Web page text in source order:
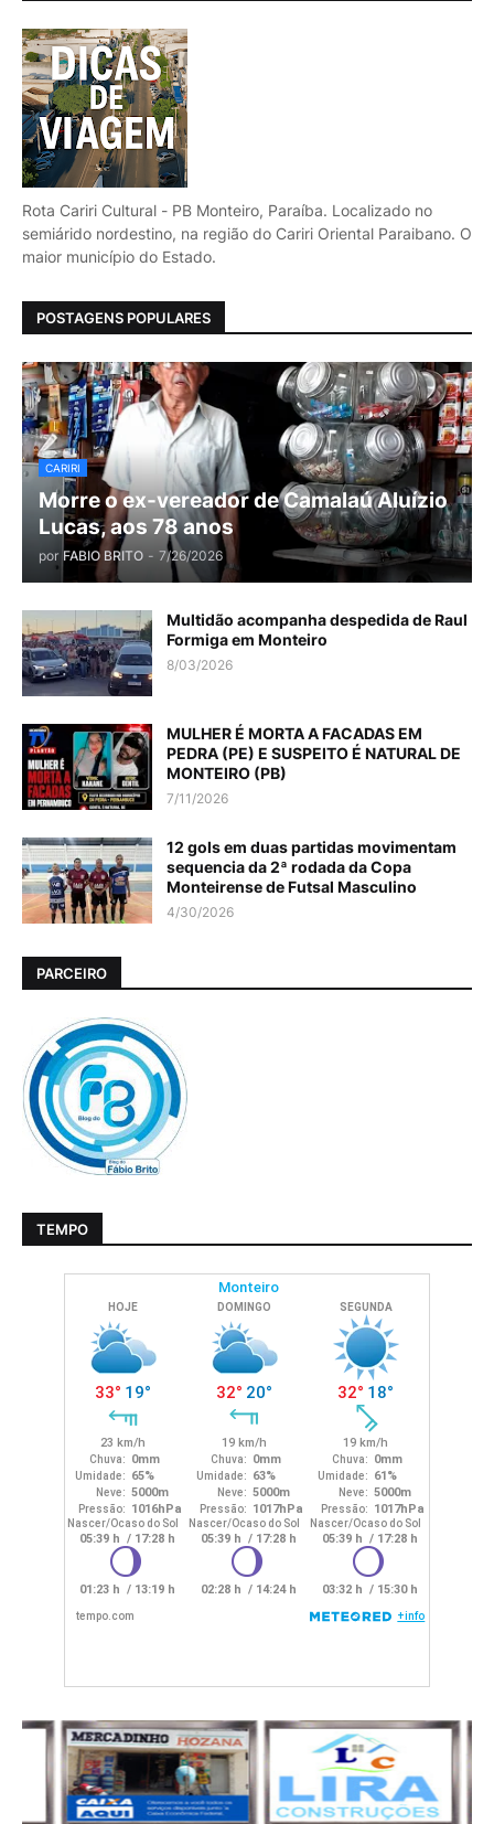
Rota Cariri Cultural - PB Monteiro, Paraíba. Localizado no
semiárido nordestino, na região do Cariri Oriental Paraibano. O
maior município do Estado.
POSTAGENS POPULARES
CARIRI
Morre o ex-vereador de Camalaú Aluízio
Lucas, aos 78 anos
por FABIO BRITO - 7/26/2026
Multidão acompanha despedida de Raul
Formiga em Monteiro
8/03/2026
MULHER É MORTA A FACADAS EM
PEDRA (PE) E SUSPEITO É NATURAL DE
MONTEIRO (PB)
7/11/2026
12 gols em duas partidas movimentam
sequencia da 2ª rodada da Copa
Monteirense de Futsal Masculino
4/30/2026
PARCEIRO
TEMPO